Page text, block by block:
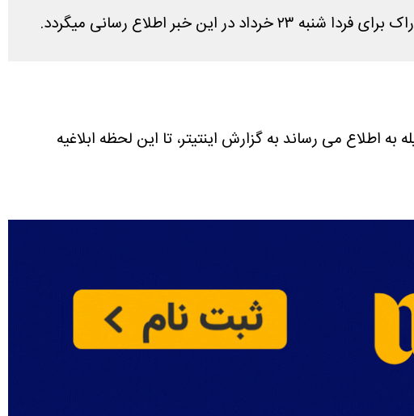
اطلاع رسانی میگردد.
به اطلاع می رساند به گزارش اینتیتر، تا این لحظه ابلاغیه